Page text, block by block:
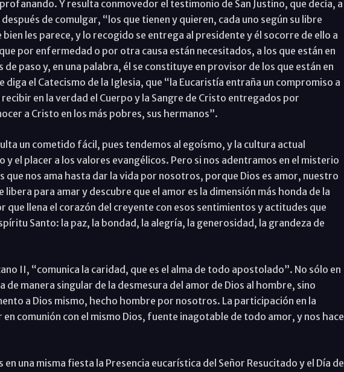
Y resulta conmovedor el testimonio de San Justino, que decía, a
de comulgar, “los que tienen y quieren, cada uno según su libre
les parece, y lo recogido se entrega al presidente y él socorre de ello a
por enfermedad o por otra causa están necesitados, a los que están en
de paso y, en una palabra, él se constituye en provisor de los que están en
diga el Catecismo de la Iglesia, que “la Eucaristía entraña un compromiso a
en la verdad el Cuerpo y la Sangre de Cristo entregados por
a Cristo en los más pobres, sus hermanos”.
un cometido fácil, pues tendemos al egoísmo, y la cultura actual
y el placer a los valores evangélicos. Pero si nos adentramos en el misterio
que nos ama hasta dar la vida por nosotros, porque Dios es amor, nuestro
para amar y descubre que el amor es la dimensión más honda de la
que llena el corazón del creyente con esos sentimientos y actitudes que
Santo: la paz, la bondad, la alegría, la generosidad, la grandeza de
II, “comunica la caridad, que es el alma de todo apostolado”. No sólo en
de manera singular de la desmesura del amor de Dios al hombre, sino
a Dios mismo, hecho hombre por nosotros. La participación en la
comunión con el mismo Dios, fuente inagotable de todo amor, y nos hace
en una misma fiesta la Presencia eucarística del Señor Resucitado y el Día de